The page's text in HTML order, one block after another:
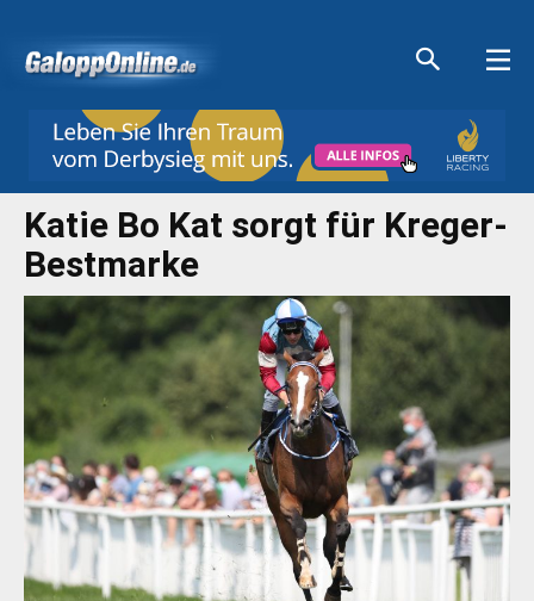
Katie Bo Kat sorgt für Kreger-
Bestmarke